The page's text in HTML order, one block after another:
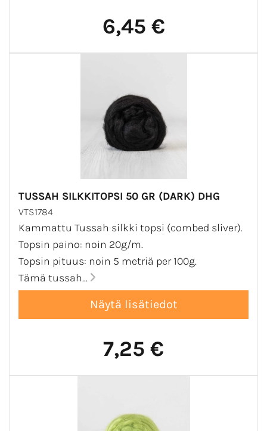
6,45 €
TUSSAH SILKKITOPSI 50 GR (DARK) DHG
VTS1784
Kammattu Tussah silkki topsi (combed sliver).
Topsin paino: noin 20g/m.
Topsin pituus: noin 5 metriä per 100g.
Tämä tussah...
7,25 €